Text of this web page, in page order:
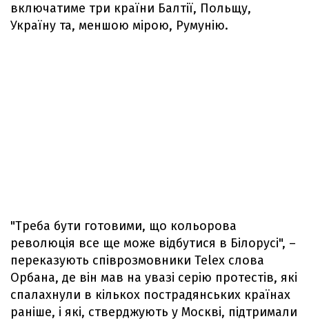
включатиме три країни Балтії, Польщу,
Україну та, меншою мірою, Румунію.
"Треба бути готовими, що кольорова
революція все ще може відбутися в Білорусі", –
переказують співрозмовники Telex слова
Орбана, де він мав на увазі серію протестів, які
спалахнули в кількох пострадянських країнах
раніше, і які, стверджують у Москві, підтримали